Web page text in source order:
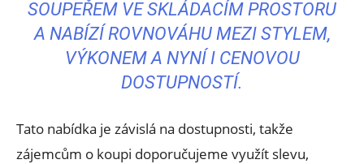
SOUPEŘEM VE SKLÁDACÍM PROSTORU
A NABÍZÍ ROVNOVÁHU MEZI STYLEM,
VÝKONEM A NYNÍ I CENOVOU
DOSTUPNOSTÍ.
Tato nabídka je závislá na dostupnosti, takže
zájemcům o koupi doporučujeme využít slevu,